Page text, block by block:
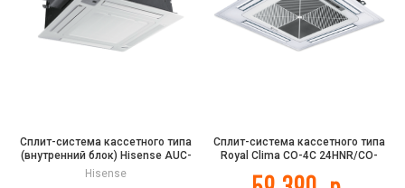
Сплит-система кассетного типа
(внутренний блок) Hisense AUC-
48UX4SFA DC INVERTER
Hisense
Сплит-система кассетного типа
Royal Clima CO-4С 24HNR/CO-